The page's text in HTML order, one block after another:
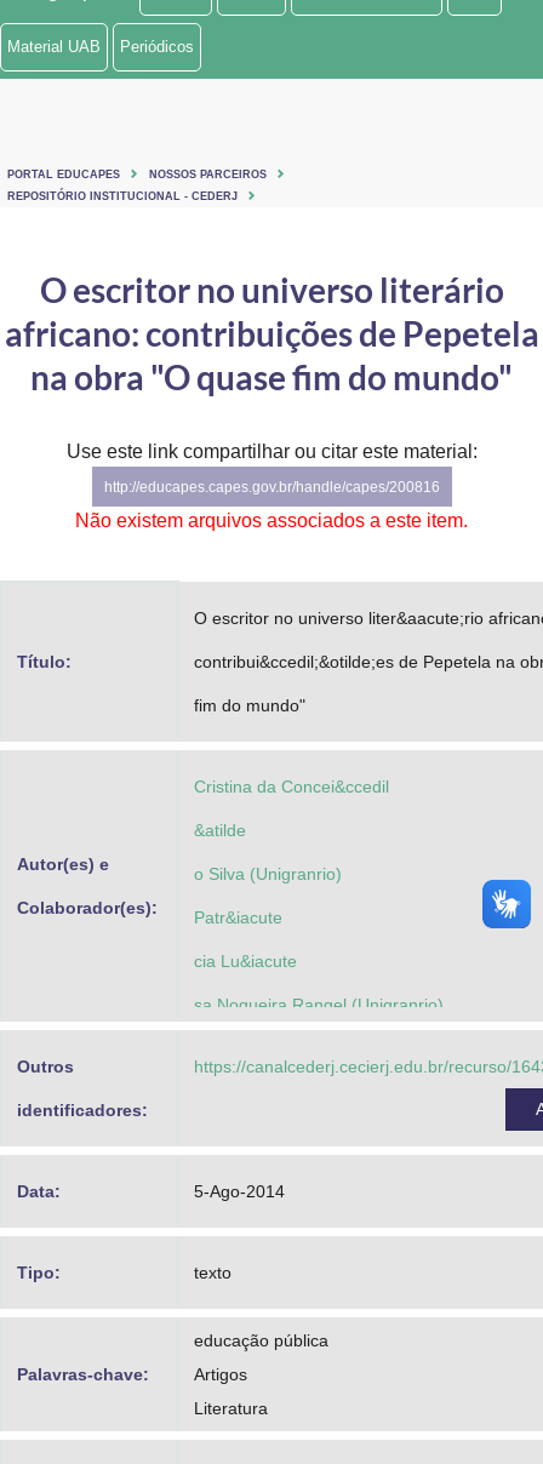
Ministério de Minas e Energia
Ministério do Turismo
Controladoria-Geral da União
Ministério da Mulher, da Família e dos Direitos Humanos
Secretaria de Governo
Gabinete de Segurança Institucional
Planalto
Material UAB Periódicos
PORTAL EDUCAPES
NOSSOS PARCEIROS
REPOSITÓRIO INSTITUCIONAL - CEDERJ
O escritor no universo literário
africano: contribuições de Pepetela
na obra "O quase fim do mundo"
Use este link compartilhar ou citar este material:
http://educapes.capes.gov.br/handle/capes/200816
Não existem arquivos associados a este item.
Título:
O escritor no universo liter&aacute;rio
contribui&ccedil;&otilde;es de Pepetela na
fim do mundo"
Autor(es) e
Colaborador(es):
Cristina da Concei&ccedil
&atilde
o Silva (Unigranrio)
Patr&iacute
cia Lu&iacute
sa Nogueira Rangel (Unigranrio)
Outros
identificadores:
https://canalcederj.cecierj.edu.br/recurso/
Data: 5-Ago-2014
Tipo: texto
Palavras-chave:
educação pública
Artigos
Literatura